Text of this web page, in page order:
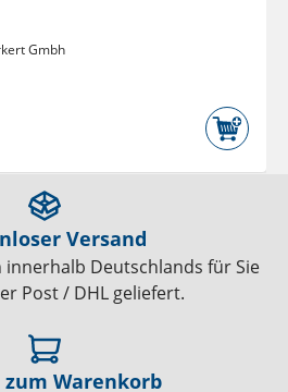
Gmbh
Versand
innerhalb Deutschlands für Sie
Post / DHL geliefert.
zum Warenkorb